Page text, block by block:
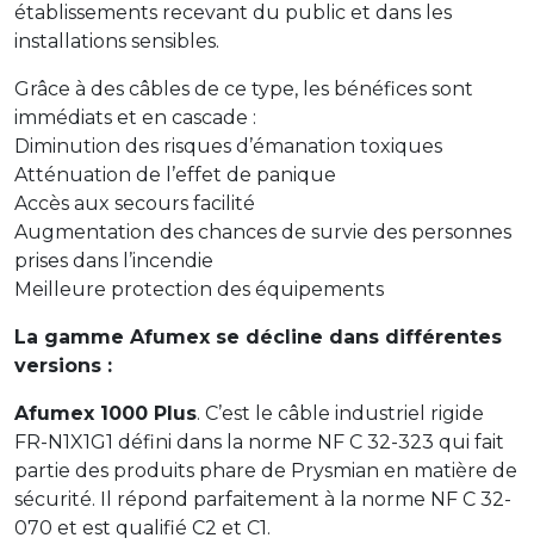
établissements recevant du public et dans les
installations sensibles.
Grâce à des câbles de ce type, les bénéfices sont
immédiats et en cascade :
Diminution des risques d’émanation toxiques
Atténuation de l’effet de panique
Accès aux secours facilité
Augmentation des chances de survie des personnes
prises dans l’incendie
Meilleure protection des équipements
La gamme Afumex se décline dans différentes
versions :
Afumex 1000 Plus. C’est le câble industriel rigide
FR-N1X1G1 défini dans la norme NF C 32-323 qui fait
partie des produits phare de Prysmian en matière de
sécurité. Il répond parfaitement à la norme NF C 32-
070 et est qualifié C2 et C1.